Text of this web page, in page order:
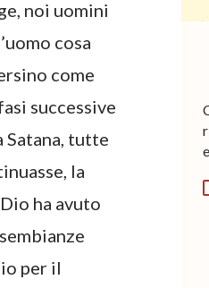
noi uomini
cosa
come
successive
Satana, tutte
la
ha avuto
per il